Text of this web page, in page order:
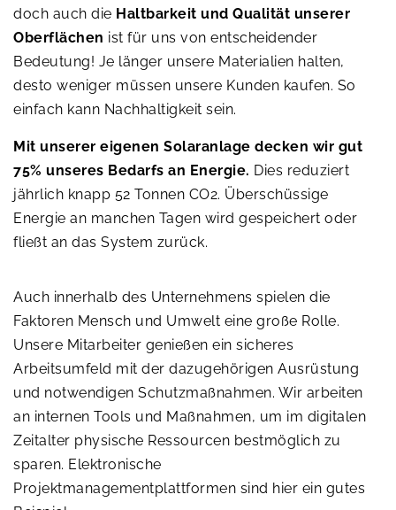
doch auch die Haltbarkeit und Qualität unserer
Oberflächen ist für uns von entscheidender
Bedeutung! Je länger unsere Materialien halten,
desto weniger müssen unsere Kunden kaufen. So
einfach kann Nachhaltigkeit sein.
Mit unserer eigenen Solaranlage decken wir gut
75% unseres Bedarfs an Energie. Dies reduziert
jährlich knapp 52 Tonnen CO2. Überschüssige
Energie an manchen Tagen wird gespeichert oder
fließt an das System zurück.
Auch innerhalb des Unternehmens spielen die
Faktoren Mensch und Umwelt eine große Rolle.
Unsere Mitarbeiter genießen ein sicheres
Arbeitsumfeld mit der dazugehörigen Ausrüstung
und notwendigen Schutzmaßnahmen. Wir arbeiten
an internen Tools und Maßnahmen, um im digitalen
Zeitalter physische Ressourcen bestmöglich zu
sparen. Elektronische
Projektmanagementplattformen sind hier ein gutes